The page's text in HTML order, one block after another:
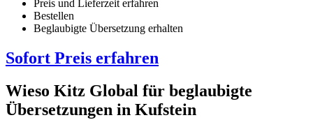
Preis und Lieferzeit erfahren
Bestellen
Beglaubigte Übersetzung erhalten
Sofort Preis erfahren
Wieso Kitz Global für beglaubigte
Übersetzungen in Kufstein